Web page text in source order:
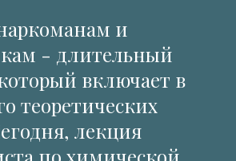
и
- длительный
включает в
теоретических
лекция